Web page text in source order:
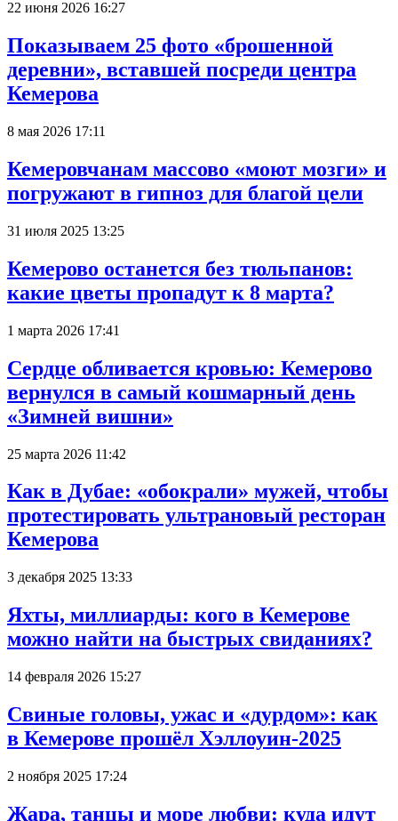
22 июня 2026 16:27
Показываем 25 фото «брошенной
деревни», вставшей посреди центра
Кемерова
8 мая 2026 17:11
Кемеровчанам массово «моют мозги» и
погружают в гипноз для благой цели
31 июля 2025 13:25
Кемерово останется без тюльпанов:
какие цветы пропадут к 8 марта?
1 марта 2026 17:41
Сердце обливается кровью: Кемерово
вернулся в самый кошмарный день
«Зимней вишни»
25 марта 2026 11:42
Как в Дубае: «обокрали» мужей, чтобы
протестировать ультрановый ресторан
Кемерова
3 декабря 2025 13:33
Яхты, миллиарды: кого в Кемерове
можно найти на быстрых свиданиях?
14 февраля 2026 15:27
Свиные головы, ужас и «дурдом»: как
в Кемерове прошёл Хэллоуин-2025
2 ноября 2025 17:24
Жара, танцы и море любви: куда идут